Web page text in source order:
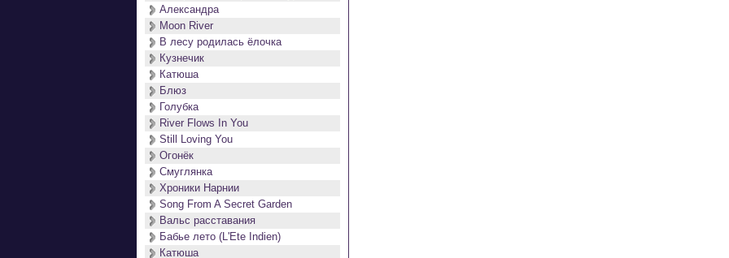
Александра
Moon River
В лесу родилась ёлочка
Кузнечик
Катюша
Блюз
Голубка
River Flows In You
Still Loving You
Огонёк
Смуглянка
Хроники Нарнии
Song From A Secret Garden
Вальс расставания
Бабье лето (L'Ete Indien)
Катюша